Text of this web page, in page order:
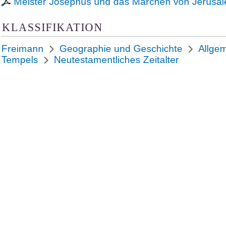
KLASSIFIKATION
Freimann Geographie und Geschichte
Tempels
Neutestamentliches Zeitalter